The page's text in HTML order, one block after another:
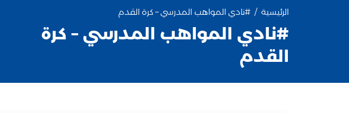
الرئيسية #نادي المواهب المدرسي – كرة القدم
#نادي المواهب المدرسي – كرة
القدم